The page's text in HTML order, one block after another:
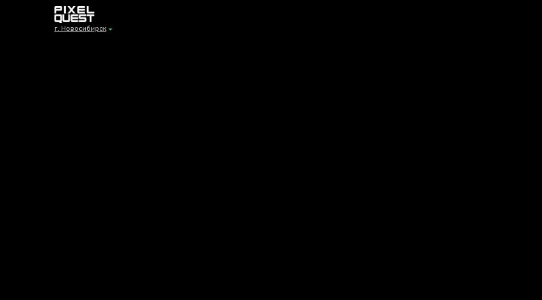
г. Новосибирск
г. Новосибирск